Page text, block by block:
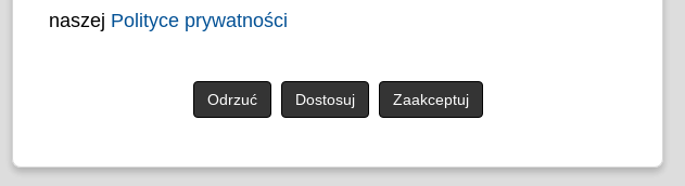
Polityka cookies
Ochrona Danych Osobowych
Deklaracja Dostępności
naszej Polityce prywatności
Odrzuć Dostosuj Zaakceptuj